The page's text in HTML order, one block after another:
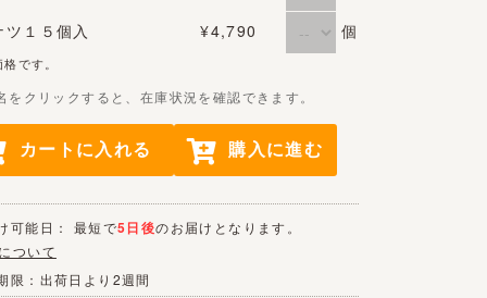
ツ１５個入
¥4,790 個
です。
をクリックすると、在庫状況を確認できます。
カートに入れる 購入に進む
可能日： 最短で5日後のお届けとなります。
ついて
限：出荷日より2週間